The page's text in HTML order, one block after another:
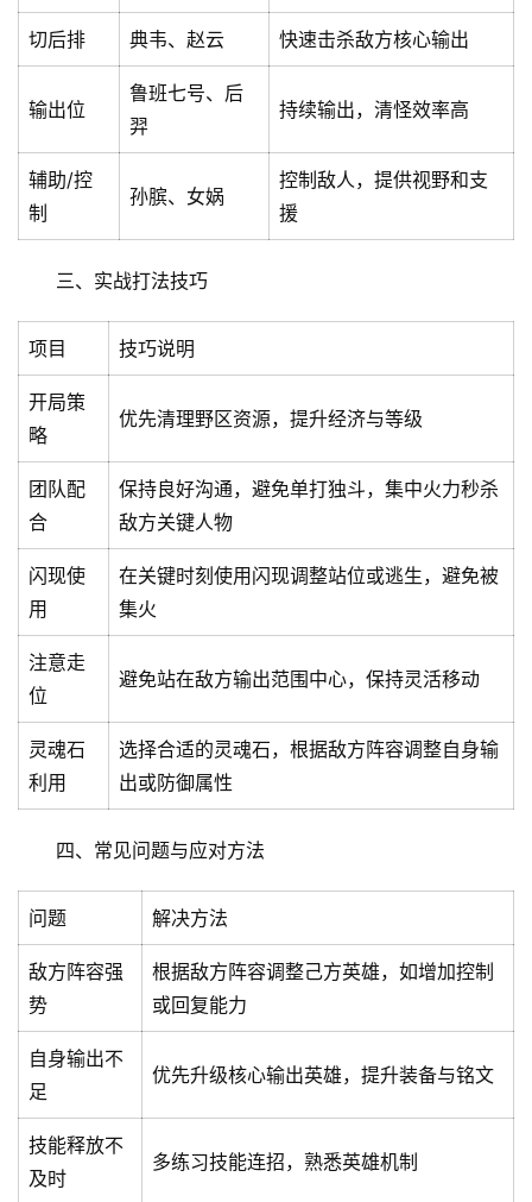
页
文
章
分
类
专
题
列
表
投稿
切后排 典韦、赵云 快速击杀敌方核心输出
输出位
鲁班七号、后
羿
持续输出，清怪效率高
辅助/控
制
孙膑、女娲
控制敌人，提供视野和支
援
三、实战打法技巧
项目 技巧说明
开局策
略
优先清理野区资源，提升经济与等级
团队配
合
保持良好沟通，避免单打独斗，集中火力秒杀
敌方关键人物
闪现使
用
在关键时刻使用闪现调整站位或逃生，避免被
集火
注意走
位
避免站在敌方输出范围中心，保持灵活移动
灵魂石
利用
选择合适的灵魂石，根据敌方阵容调整自身输
出或防御属性
四、常见问题与应对方法
问题 解决方法
敌方阵容强
势
根据敌方阵容调整己方英雄，如增加控制
或回复能力
自身输出不
足
优先升级核心输出英雄，提升装备与铭文
技能释放不
及时
多练习技能连招，熟悉英雄机制